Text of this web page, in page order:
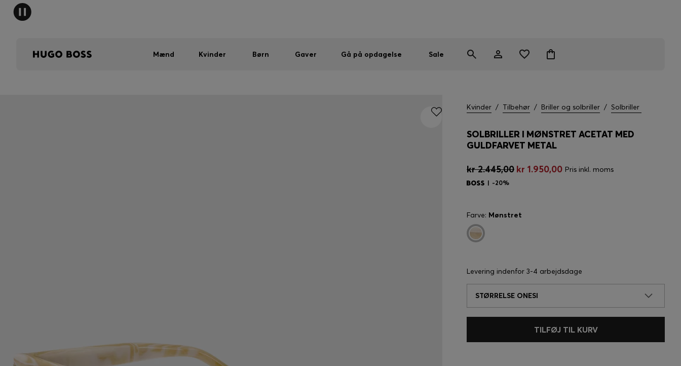
Mænd Kvinder Børn Gaver Gå på opdagelse Sale
Kvinder / Tilbehør / Briller og solbriller / Solbriller
SOLBRILLER I MØNSTRET ACETAT MED
GULDFARVET METAL
kr 2.445,00 kr 1.950,00 Pris inkl. moms
-20%
Farve: Mønstret
Levering indenfor 3-4 arbejdsdage
STØRRELSE ONESI
TILFØJ TIL KURV